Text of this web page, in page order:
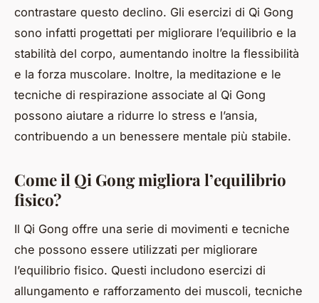
contrastare questo declino. Gli esercizi di Qi Gong
sono infatti progettati per migliorare l’equilibrio e la
stabilità del corpo, aumentando inoltre la flessibilità
e la forza muscolare. Inoltre, la meditazione e le
tecniche di respirazione associate al Qi Gong
possono aiutare a ridurre lo stress e l’ansia,
contribuendo a un benessere mentale più stabile.
Come il Qi Gong migliora l’equilibrio
fisico?
Il Qi Gong offre una serie di movimenti e tecniche
che possono essere utilizzati per migliorare
l’equilibrio fisico. Questi includono esercizi di
allungamento e rafforzamento dei muscoli, tecniche